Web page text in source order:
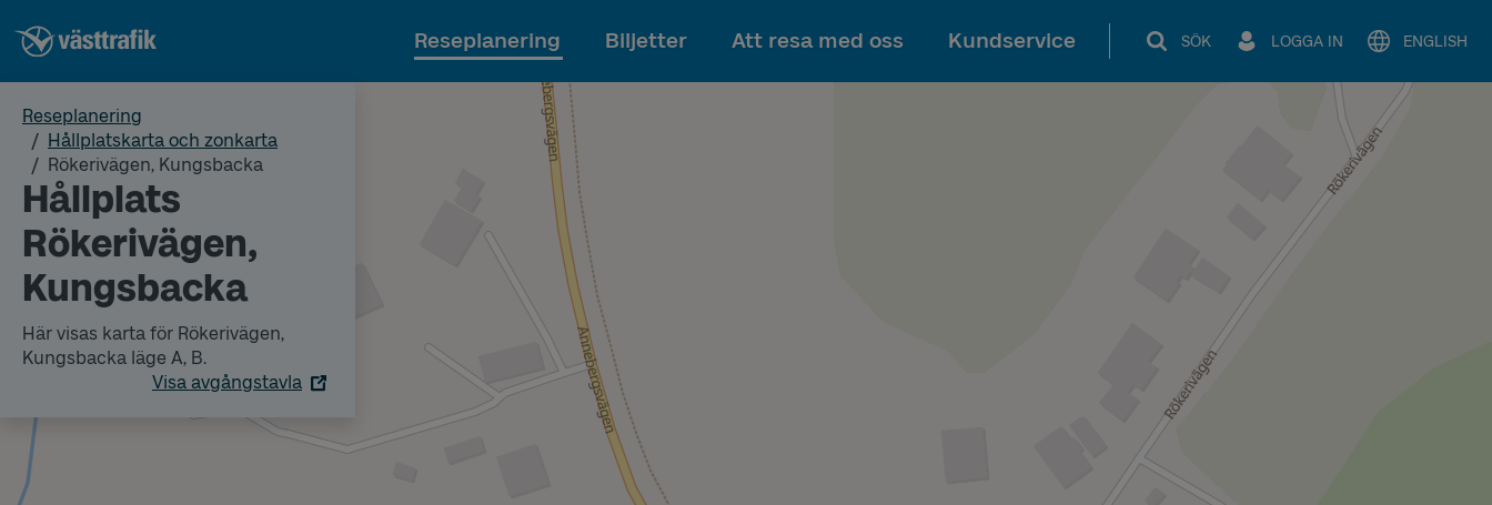
Till innehållet
Reseplanering Biljetter Att resa med oss Kundservice SÖK LOGGA IN ENGLISH
Reseplanering
Hållplatskarta och zonkarta
Rökerivägen, Kungsbacka
Hållplats
Rökerivägen,
Kungsbacka
Här visas karta för Rökerivägen,
Kungsbacka läge A, B.
Visa avgångstavla